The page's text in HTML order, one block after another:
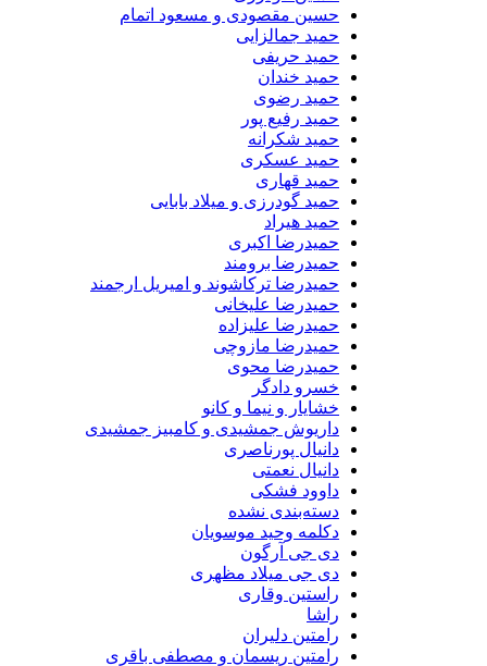
حسین مقصودی و مسعود اتمام
حمید جمالزایی
حمید حریفی
حمید خندان
حمید رضوی
حمید رفیع پور
حمید شکرانه
حمید عسکری
حمید قهاری
حمید گودرزی و میلاد بابایی
حمید هیراد
حمیدرضا اکبری
حمیدرضا برومند
حمیدرضا ترکاشوند و امیریل ارجمند
حمیدرضا علیخانی
حمیدرضا علیزاده
حمیدرضا مازوچی
حمیدرضا محوی
خسرو دادگر
خشایار و نیما و کانو
داریوش جمشیدی و کامبیز جمشیدی
دانیال پورناصری
دانیال نعمتی
داوود فشکی
دسته‌بندی نشده
دکلمه وحید موسویان
دی جی آرگون
دی جی میلاد مظهری
راستین وقاری
رامتین دلیران
رامتین ریسمان و مصطفی باقری